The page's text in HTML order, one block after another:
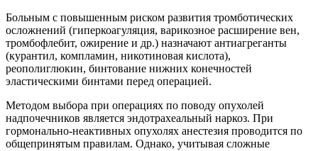
Больным с повышенным риском развития тромботических
осложнений (гиперкоагуляция, варикозное расширение вен,
тромбофлебит, ожирение и др.) назначают антиагреганты
(курантил, компламин, никотиновая кислота),
реополиглюкин, бинтование нижних конечностей
эластическими бинтами перед операцией.
Методом выбора при операциях по поводу опухолей
надпочечников является эндотрахеальный наркоз. При
гормонально-неактивных опухолях анестезия проводится по
общепринятым правилам. Однако, учитывая сложные